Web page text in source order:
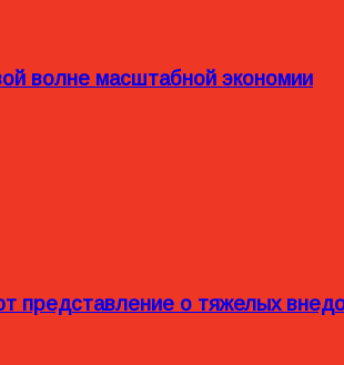
волне масштабной экономии
представление о тяжелых